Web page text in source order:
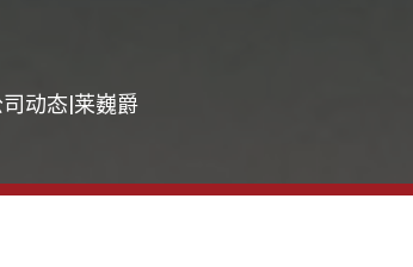
动态|莱巍爵